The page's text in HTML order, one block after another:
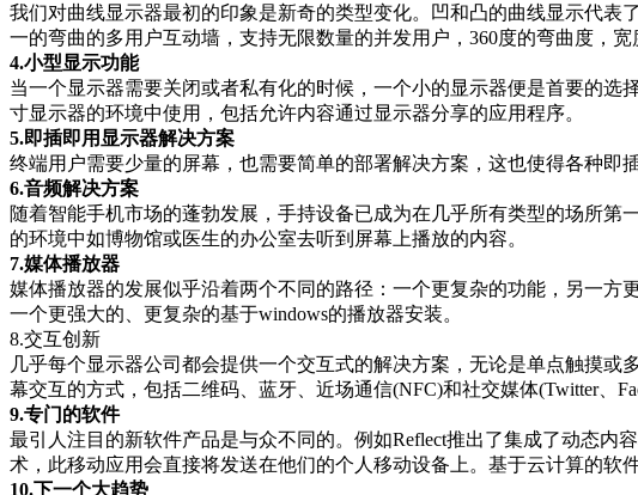
我们对曲线显示器最初的印象是新奇的类型变化。凹和凸的曲线显示代
一的弯曲的多用户互动墙，支持无限数量的并发用户，360度的弯曲度，宽
4.小型显示功能
当一个显示器需要关闭或者私有化的时候，一个小的显示器便是首要的
寸显示器的环境中使用，包括允许内容通过显示器分享的应用程序。
5.即插即用显示器解决方案
终端用户需要少量的屏幕，也需要简单的部署解决方案，这也使得各种即
6.音频解决方案
随着智能手机市场的蓬勃发展，手持设备已成为在几乎所有类型的场所
的环境中如博物馆或医生的办公室去听到屏幕上播放的内容。
7.媒体播放器
媒体播放器的发展似乎沿着两个不同的路径：一个更复杂的功能，另一方
一个更强大的、更复杂的基于windows的播放器安装。
8.交互创新
几乎每个显示器公司都会提供一个交互式的解决方案，无论是单点触摸
幕交互的方式，包括二维码、蓝牙、近场通信(NFC)和社交媒体(Twitter、
9.专门的软件
最引人注目的新软件产品是与众不同的。例如Reflect推出了集成了动态内
术，此移动应用会直接将发送在他们的个人移动设备上。基于云计算的软
10.下一个大趋势